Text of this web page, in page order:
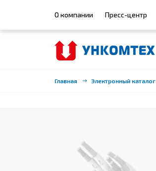
О компании Пресс-центр
Главная Электронный каталог